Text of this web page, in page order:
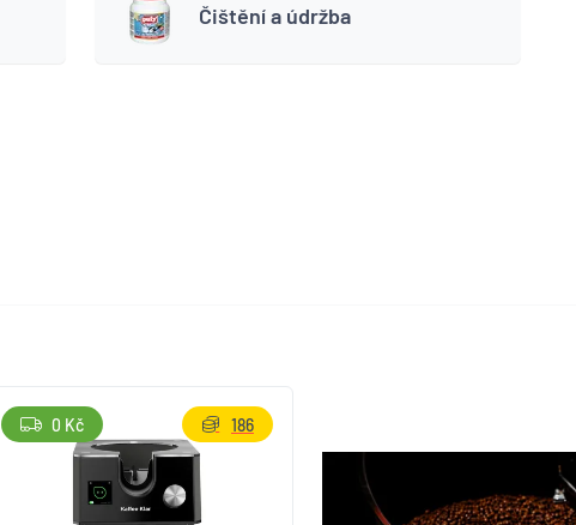
Čištění a údržba
0 Kč 186